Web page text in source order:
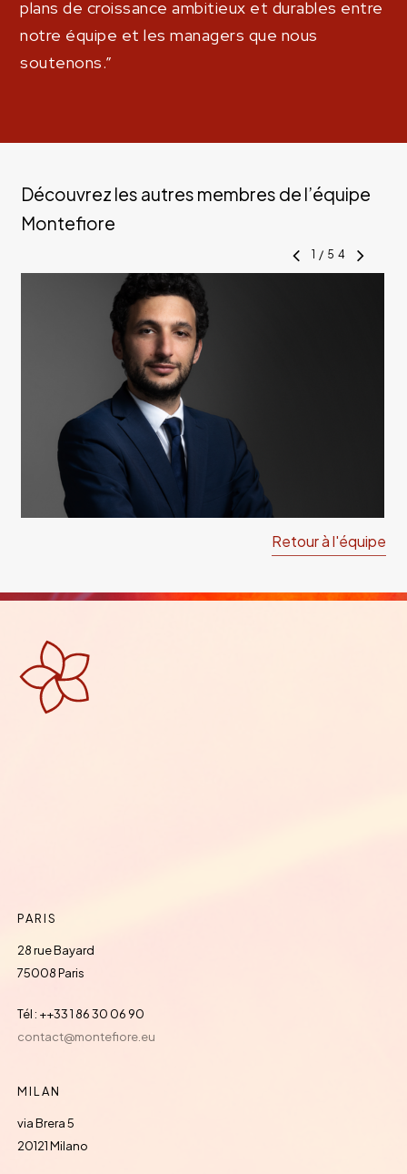
plans de croissance ambitieux et durables entre
notre équipe et les managers que nous
soutenons.”
Découvrez les autres membres de l’équipe
Montefiore
1 / 54
Retour à l'équipe
PARIS
28 rue Bayard
75008 Paris
Tél : ++33 1 86 30 06 90
contact@montefiore.eu
MILAN
via Brera 5
20121 Milano